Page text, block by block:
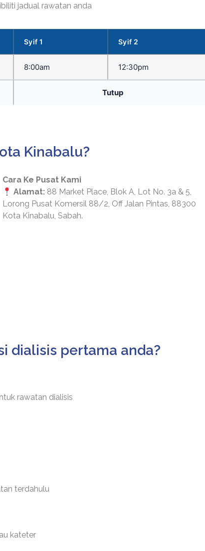
jadual rawatan anda
Syif 1 Syif 2
8:00am 12:30pm
Tutup
Kinabalu?
Cara Ke Pusat Kami
Alamat: 88 Market Place, Blok A, Lot No. 3a & 5,
Lorong Pusat Komersil 88/2, Off Jalan Pintas, 88300
Kota Kinabalu, Sabah.
dialisis pertama anda?
rawatan dialisis
terdahulu
kateter